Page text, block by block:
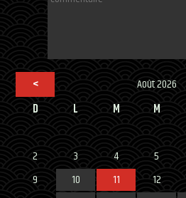
< Août 2026
D
L M M
2
3 4 5
9
10 11 12